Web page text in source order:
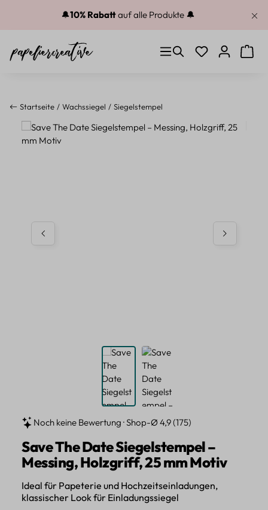
Zum Hauptinhalt springen
🔔10% Rabattauf alle Produkte 🔔
Du hast 0
Startseite Wachssiegel Siegelstempel
Bildergalerie überspringen
Noch keine Bewertung · Shop-Ø 4,9 (175)
Save The Date Siegelstempel –
Messing, Holzgriff, 25 mm Motiv
Ideal für Papeterie und Hochzeitseinladungen,
klassischer Look für Einladungssiegel